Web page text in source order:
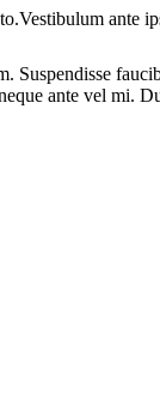
ante
ante vel mi.